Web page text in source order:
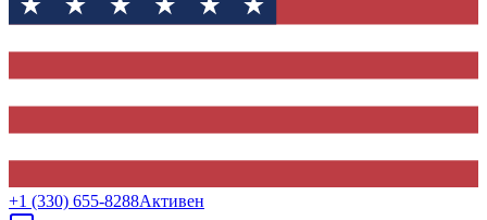
+1 (330) 655-8288Активен